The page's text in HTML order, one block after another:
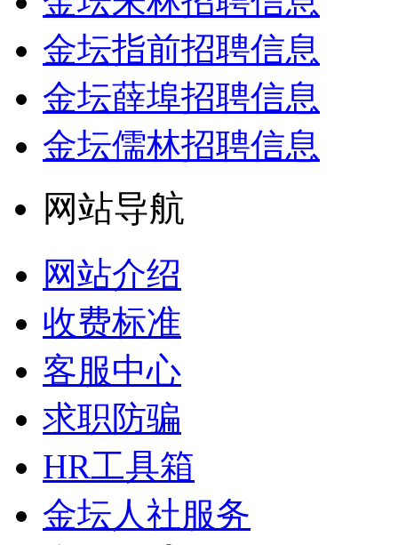
金坛指前招聘信息
金坛薛埠招聘信息
金坛儒林招聘信息
网站导航
网站介绍
收费标准
客服中心
求职防骗
HR工具箱
金坛人社服务